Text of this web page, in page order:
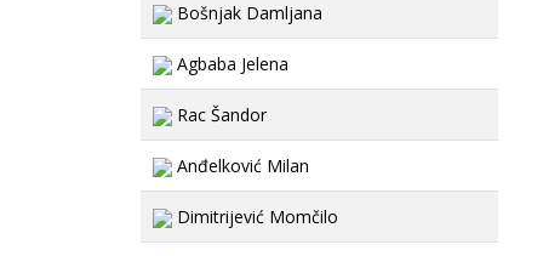
Bošnjak Damljana
Agbaba Jelena
Rac Šandor
Anđelković Milan
Dimitrijević Momčilo